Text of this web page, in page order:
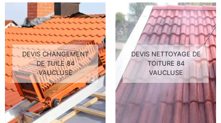
DEVIS CHANGEMENT
DE TUILE 84
VAUCLUSE
DEVIS NETTOYAGE DE
TOITURE 84
VAUCLUSE